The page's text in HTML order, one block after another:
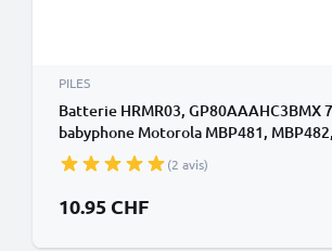
PILES
Batterie HRMR03, GP80AAAHC3BMX
babyphone Motorola MBP481,
(2 avis)
10.95 CHF